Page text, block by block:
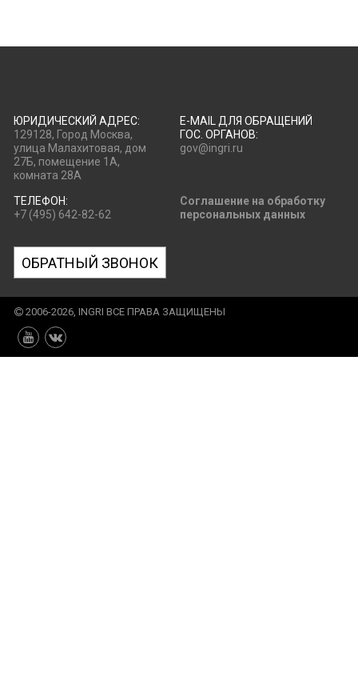
ЮРИДИЧЕСКИЙ АДРЕС:
129128, Город Москва,
улица Малахитовая, дом
27Б, помещение 1А,
комната 28А
E-MAIL ДЛЯ ОБРАЩЕНИЙ
ГОС. ОРГАНОВ:
gov@ingri.ru
ТЕЛЕФОН:
+7 (495) 642-82-62
Соглашение на обработку
персональных данных
ОБРАТНЫЙ ЗВОНОК
2006-2026, INGRI ВСЕ ПРАВА ЗАЩИЩЕНЫ